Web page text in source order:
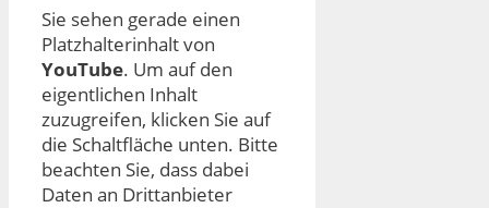
Sie sehen gerade einen
Platzhalterinhalt von
YouTube. Um auf den
eigentlichen Inhalt
zuzugreifen, klicken Sie auf
die Schaltfläche unten. Bitte
beachten Sie, dass dabei
Daten an Drittanbieter